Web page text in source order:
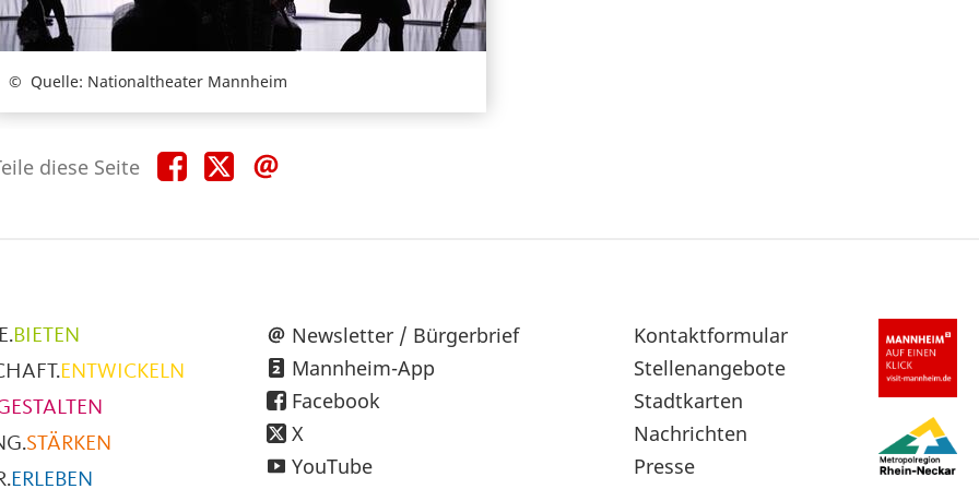
Quelle: Nationaltheater Mannheim
diese Seite Teile
diese
Teile
diese
BIETEN
ENTWICKELN
STÄRKEN
ERLEBEN
Newsletter / Bürgerbrief
Mannheim-App
Facebook
X
YouTube
Sekundärnavigation
im
Fußbereich
Kontaktformular
Stellenangebote
Stadtkarten
Nachrichten
Presse